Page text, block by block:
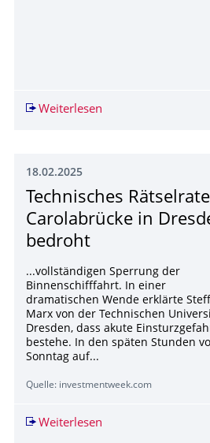
Restaurant offen + Keine
no fundo do Oceano Pacífico
Weiterlesen
18.02.2025
Technisches
Carolabrücke in
bedroht
...vollständigen Sperrung der
Binnenschifffahrt. In einer
dramatischen Wende erklärte
Marx von der Technischen
Dresden, dass akute
bestehe. In den späten Stunden
Sonntag auf...
Quelle: investmentweek.com
Weiterlesen